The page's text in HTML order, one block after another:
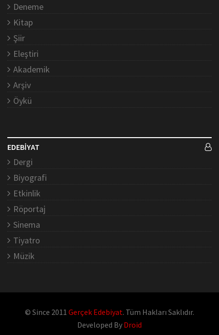
Deneme
Kitap
Şiir
Eleştiri
Akademik
Arşiv
Öykü
EDEBİYAT
Dergi
Biyografi
Etkinlik
Röportaj
Sinema
Tiyatro
Müzik
© Since 2011 Gerçek Edebiyat. Tüm Hakları Saklıdır.
Developed By Droid